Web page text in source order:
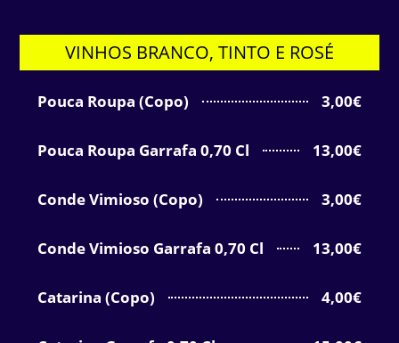
VINHOS BRANCO, TINTO E ROSÉ
Pouca Roupa (Copo) 3,00€
Pouca Roupa Garrafa 0,70 Cl 13,00€
Conde Vimioso (Copo) 3,00€
Conde Vimioso Garrafa 0,70 Cl 13,00€
Catarina (Copo) 4,00€